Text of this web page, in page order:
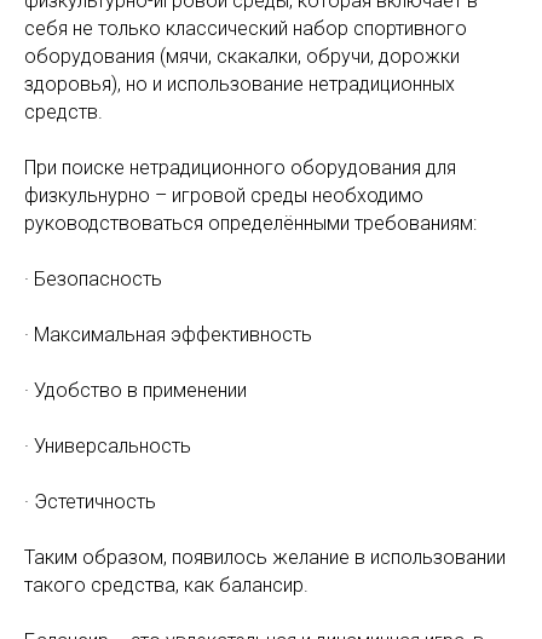
себя не только классический набор спортивного
оборудования (мячи, скакалки, обручи, дорожки
здоровья), но и использование нетрадиционных
средств.
При поиске нетрадиционного оборудования для
физкульнурно – игровой среды необходимо
руководствоваться определёнными требованиям:
· Безопасность
· Максимальная эффективность
· Удобство в применении
· Универсальность
· Эстетичность
Таким образом, появилось желание в использовании
такого средства, как балансир.